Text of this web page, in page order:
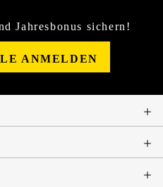
Jahresbonus sichern!
ANMELDEN